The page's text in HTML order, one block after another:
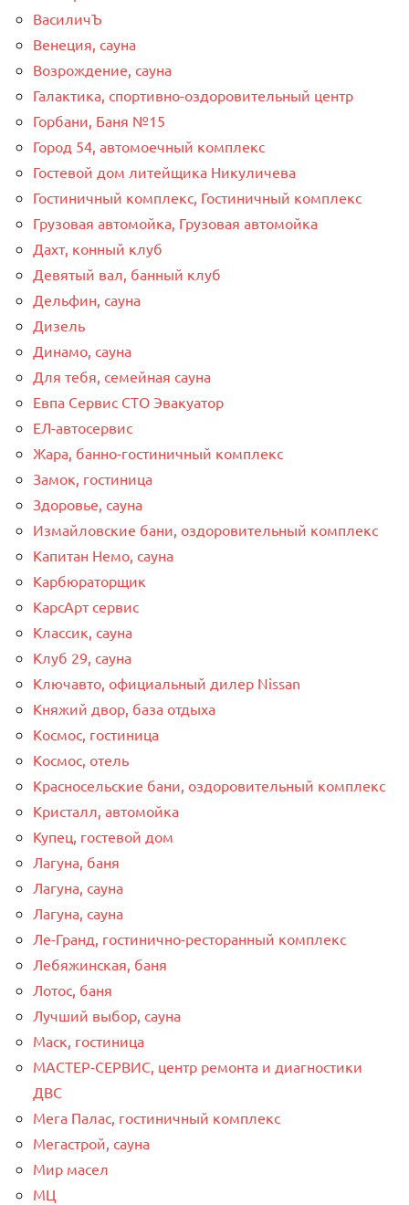
ВасиличЪ
Венеция, сауна
Возрождение, сауна
Галактика, спортивно-оздоровительный центр
Горбани, Баня №15
Город 54, автомоечный комплекс
Гостевой дом литейщика Никуличева
Гостиничный комплекс, Гостиничный комплекс
Грузовая автомойка, Грузовая автомойка
Дахт, конный клуб
Девятый вал, банный клуб
Дельфин, сауна
Дизель
Динамо, сауна
Для тебя, семейная сауна
Евпа Сервис СТО Эвакуатор
ЕЛ-автосервис
Жара, банно-гостиничный комплекс
Замок, гостиница
Здоровье, сауна
Измайловские бани, оздоровительный комплекс
Капитан Немо, сауна
Карбюраторщик
КарсАрт сервис
Классик, сауна
Клуб 29, сауна
Ключавто, официальный дилер Nissan
Княжий двор, база отдыха
Космос, гостиница
Космос, отель
Красносельские бани, оздоровительный комплекс
Кристалл, автомойка
Купец, гостевой дом
Лагуна, баня
Лагуна, сауна
Лагуна, сауна
Ле-Гранд, гостинично-ресторанный комплекс
Лебяжинская, баня
Лотос, баня
Лучший выбор, сауна
Маск, гостиница
МАСТЕР-СЕРВИС, центр ремонта и диагностики
ДВС
Мега Палас, гостиничный комплекс
Мегастрой, сауна
Мир масел
МЦ